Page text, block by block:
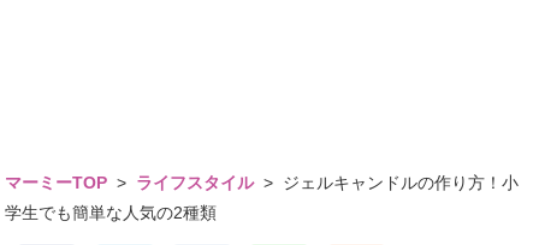
マーミーTOP > ライフスタイル> ジェルキャンドルの作り方！小
学生でも簡単な人気の2種類